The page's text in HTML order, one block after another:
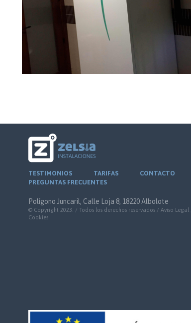
TESTIMONIOS TARIFAS CONTACTO
PREGUNTAS FRECUENTES
Polígono Juncaril, Calle Loja 8, 18220 Albolote
© Copyright 2023. / Todos los derechos reservados / Aviso Legal
Cookies